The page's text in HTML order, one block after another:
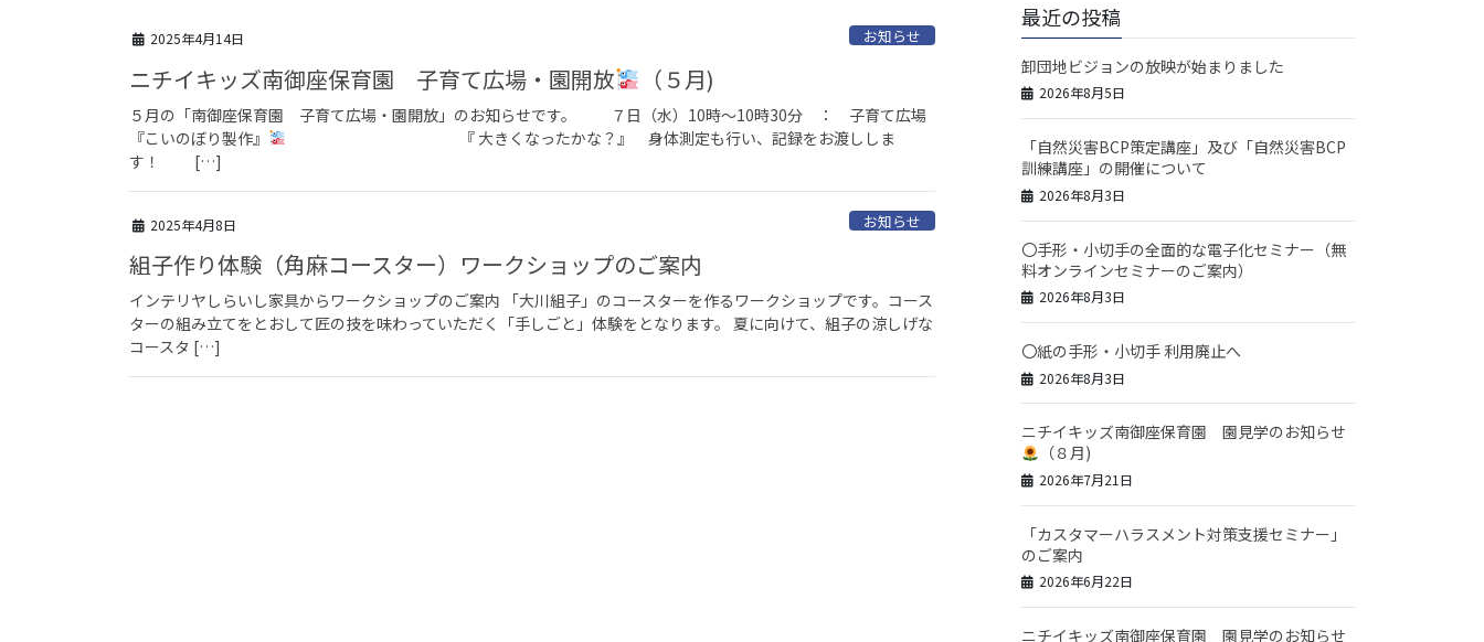
2025年4月14日 お知らせ
ニチイキッズ南御座保育園 子育て広場・園開放 （５月)
５月の「南御座保育園 子育て広場・園開放」のお知らせです。 ７日（水）10時～10時30分 ： 子育て広場
『こいのぼり製作』
『 大きくなったかな？』 身体測定も行い、記録をお渡ししま
す！ […]
2025年4月8日 お知らせ
組子作り体験（角麻コースター）ワークショップのご案内
インテリヤしらいし家具からワークショップのご案内 「大川組子」のコースターを作るワークショップです。コース
ターの組み立てをとおして匠の技を味わっていただく「手しごと」体験をとなります。 夏に向けて、組子の涼しげな
コースタ […]
最近の投稿
卸団地ビジョンの放映が始まりました
2026年8月5日
「自然災害BCP策定講座」及び「自然災害BCP
訓練講座」の開催について
2026年8月3日
〇手形・小切手の全面的な電子化セミナー（無
料オンラインセミナーのご案内）
2026年8月3日
〇紙の手形・小切手 利用廃止へ
2026年8月3日
ニチイキッズ南御座保育園 園見学のお知らせ
（８月)
2026年7月21日
「カスタマーハラスメント対策支援セミナー」
のご案内
2026年6月22日
ニチイキッズ南御座保育園 園見学のお知らせ